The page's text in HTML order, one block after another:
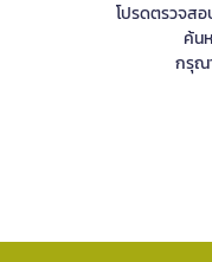
โปรดตรวจส
ค้น
กรุณ